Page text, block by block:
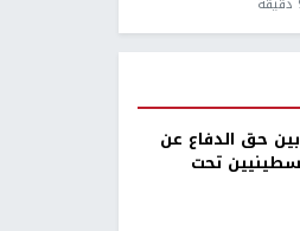
حق الدفاع عن
تحت